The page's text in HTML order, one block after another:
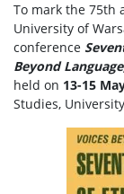
To mark the 75th
University of
conference
Beyond
held on 13-15
Studies,